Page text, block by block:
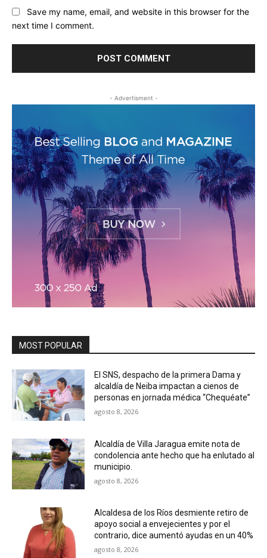
Save my name, email, and website in this browser for the
next time I comment.
- Advertisment -
MOST POPULAR
El SNS, despacho de la primera Dama y
alcaldía de Neiba impactan a cienos de
personas en jornada médica “Chequéate”
agosto 8, 2026
Alcaldía de Villa Jaragua emite nota de
condolencia ante hecho que ha enlutado al
municipio.
agosto 8, 2026
Alcaldesa de los Ríos desmiente retiro de
apoyo social a envejecientes y por el
contrario, dice aumentó ayudas en un 40%
agosto 8, 2026